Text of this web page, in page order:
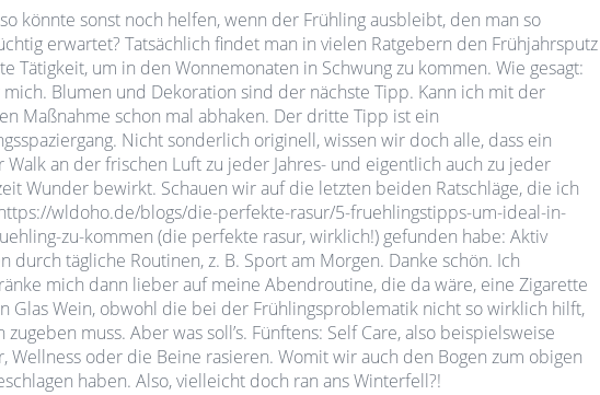
könnte sonst noch helfen, wenn der Frühling ausbleibt, den man so
erwartet? Tatsächlich findet man in vielen Ratgebern den Frühjahrsputz
Tätigkeit, um in den Wonnemonaten in Schwung zu kommen. Wie gesagt:
Blumen und Dekoration sind der nächste Tipp. Kann ich mit der
Maßnahme schon mal abhaken. Der dritte Tipp ist ein
Nicht sonderlich originell, wissen wir doch alle, dass ein
Walk an der frischen Luft zu jeder Jahres- und eigentlich auch zu jeder
Wunder bewirkt. Schauen wir auf die letzten beiden Ratschläge, die ich
wldoho.de/blogs/die-perfekte-rasur/5-fruehlingstipps-um-ideal-in-
zu-kommen (die perfekte rasur, wirklich!) gefunden habe: Aktiv
durch tägliche Routinen, z. B. Sport am Morgen. Danke schön. Ich
mich dann lieber auf meine Abendroutine, die da wäre, eine Zigarette
Glas Wein, obwohl die bei der Frühlingsproblematik nicht so wirklich hilft,
zugeben muss. Aber was soll’s. Fünftens: Self Care, also beispielsweise
Wellness oder die Beine rasieren. Womit wir auch den Bogen zum obigen
haben. Also, vielleicht doch ran ans Winterfell?!